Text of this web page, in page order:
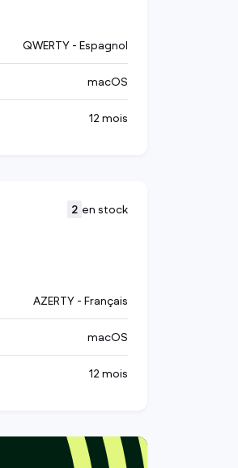
QWERTY - Espagnol
macOS
12 mois
2 en stock
AZERTY - Français
macOS
12 mois